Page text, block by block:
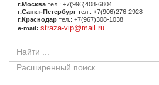
г.Москва тел.: +7(996)408-6804
г.Санкт-Петербург тел.: +7(906)276-2928
г.Краснодар тел.: +7(967)308-1038
e-mail: straza-vip@mail.ru
Расширенный поиск